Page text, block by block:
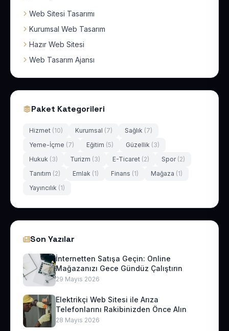
Web Sitesi Tasarımı
Kurumsal Web Tasarım
Hazır Web Sitesi
Web Tasarım Ajansı
Paket Kategorileri
Hizmet (10) Kurumsal (7) Sağlık (7)
Yeme-İçme (7) Eğitim (5) Güzellik (3)
Hukuk (3) Turizm (3) E-Ticaret (2) Spor (2)
Tanıtım (2) Emlak (1) Finans (1) Mağaza (1)
Yayıncılık (1)
Son Yazılar
İnternetten Satışa Geçin: Online
Mağazanızı Gece Gündüz Çalıştırın
29 Mayıs 2026
Elektrikçi Web Sitesi ile Arıza
Telefonlarını Rakibinizden Önce Alın
28 Mayıs 2026